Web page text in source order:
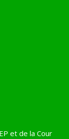
et de la Cour